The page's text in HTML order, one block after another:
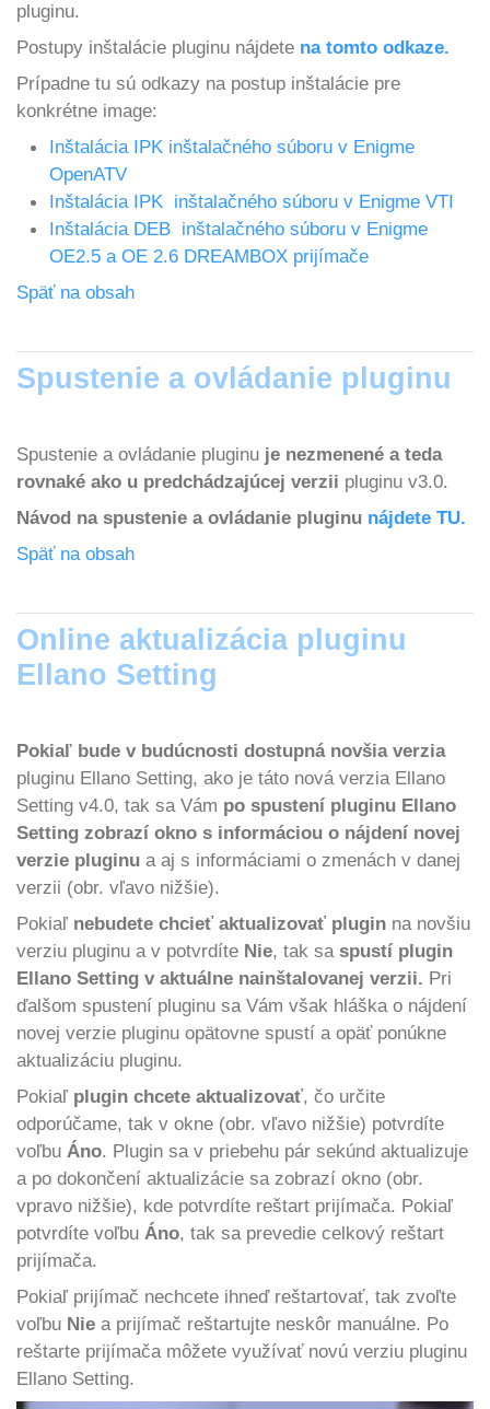
pluginu.
Postupy inštalácie pluginu nájdete na tomto odkaze.
Prípadne tu sú odkazy na postup inštalácie pre
konkrétne image:
Inštalácia IPK inštalačného súboru v Enigme
OpenATV
Inštalácia IPK inštalačného súboru v Enigme VTI
Inštalácia DEB inštalačného súboru v Enigme
OE2.5 a OE 2.6 DREAMBOX prijímače
Späť na obsah
Spustenie a ovládanie pluginu
Spustenie a ovládanie pluginu je nezmenené a teda
rovnaké ako u predchádzajúcej verzii pluginu v3.0.
Návod na spustenie a ovládanie pluginu nájdete TU.
Späť na obsah
Online aktualizácia pluginu
Ellano Setting
Pokiaľ bude v budúcnosti dostupná novšia verzia
pluginu Ellano Setting, ako je táto nová verzia Ellano
Setting v4.0, tak sa Vám po spustení pluginu Ellano
Setting zobrazí okno s informáciou o nájdení novej
verzie pluginu a aj s informáciami o zmenách v danej
verzii (obr. vľavo nižšie).
Pokiaľ nebudete chcieť aktualizovať plugin na novšiu
verziu pluginu a v potvrdíte Nie, tak sa spustí plugin
Ellano Setting v aktuálne nainštalovanej verzii. Pri
ďalšom spustení pluginu sa Vám však hláška o nájdení
novej verzie pluginu opätovne spustí a opäť ponúkne
aktualizáciu pluginu.
Pokiaľ plugin chcete aktualizovať, čo určite
odporúčame, tak v okne (obr. vľavo nižšie) potvrdíte
voľbu Áno. Plugin sa v priebehu pár sekúnd aktualizuje
a po dokončení aktualizácie sa zobrazí okno (obr.
vpravo nižšie), kde potvrdíte reštart prijímača. Pokiaľ
potvrdíte voľbu Áno, tak sa prevedie celkový reštart
prijímača.
Pokiaľ prijímač nechcete ihneď reštartovať, tak zvoľte
voľbu Nie a prijímač reštartujte neskôr manuálne. Po
reštarte prijímača môžete využívať novú verziu pluginu
Ellano Setting.